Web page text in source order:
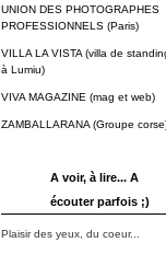
UNION DES PHOTOGRAPHES
PROFESSIONNELS (Paris)
VILLA LA VISTA (villa de
à Lumiu)
VIVA MAGAZINE (mag et web)
ZAMBALLARANA (Groupe
A voir, à lire... A
écouter parfois ;)
Plaisir des yeux, du coeur...